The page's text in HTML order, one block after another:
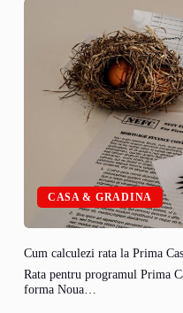
CASA & GRADINA
Cum calculezi rata la Prima
Rata pentru programul Prima
forma Noua…